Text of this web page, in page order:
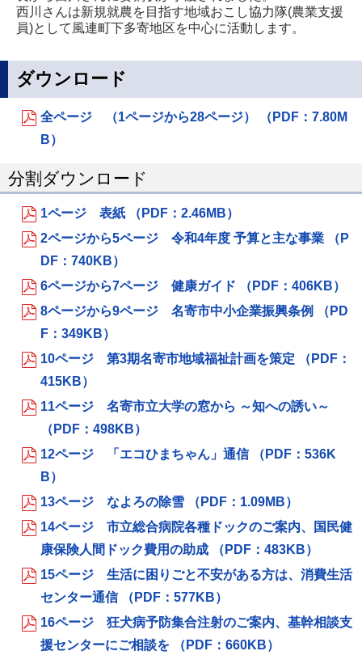
西川さんは新規就農を目指す地域おこし協力隊(農業支援
員)として風連町下多寄地区を中心に活動します。
ダウンロード
全ページ （1ページから28ページ） （PDF：7.80M
B）
分割ダウンロード
1ページ 表紙 （PDF：2.46MB）
2ページから5ページ 令和4年度 予算と主な事業 （P
DF：740KB）
6ページから7ページ 健康ガイド （PDF：406KB）
8ページから9ページ 名寄市中小企業振興条例 （PD
F：349KB）
10ページ 第3期名寄市地域福祉計画を策定 （PDF：
415KB）
11ページ 名寄市立大学の窓から ～知への誘い～
（PDF：498KB）
12ページ 「エコひまちゃん」通信 （PDF：536K
B）
13ページ なよろの除雪 （PDF：1.09MB）
14ページ 市立総合病院各種ドックのご案内、国民健
康保険人間ドック費用の助成 （PDF：483KB）
15ページ 生活に困りごと不安がある方は、消費生活
センター通信 （PDF：577KB）
16ページ 狂犬病予防集合注射のご案内、基幹相談支
援センターにご相談を （PDF：660KB）